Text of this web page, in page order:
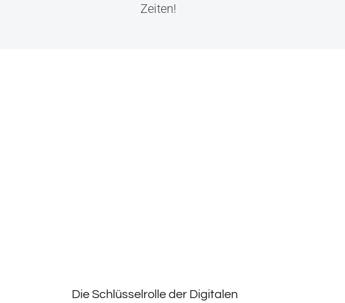
Zeiten!
Die Schlüsselrolle der Digitalen